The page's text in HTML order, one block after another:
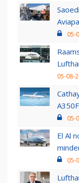
05-
05-08-
05-
El Al
05-